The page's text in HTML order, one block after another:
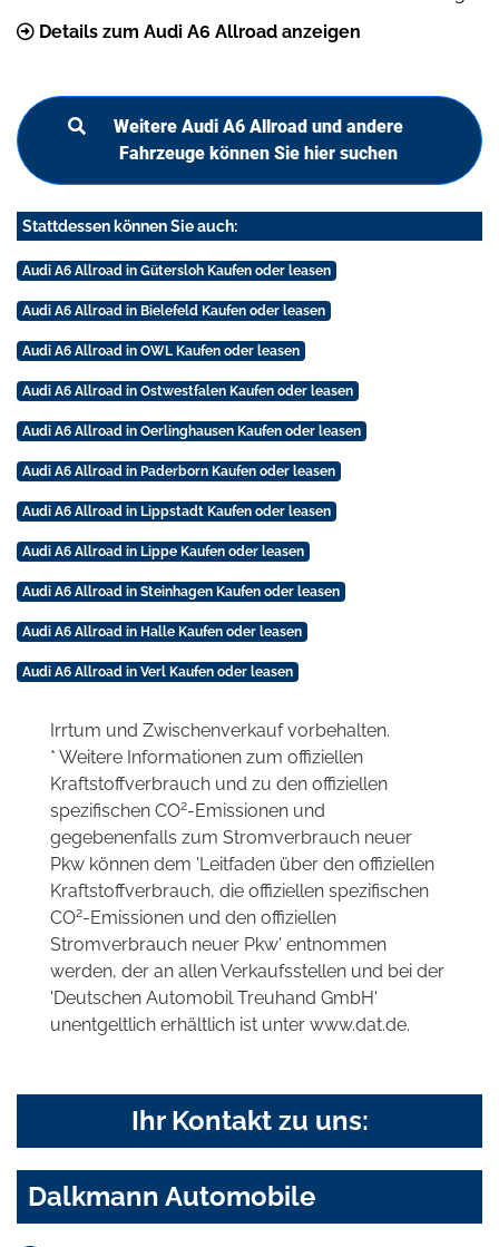
Details zum Audi A6 Allroad anzeigen
Weitere Audi A6 Allroad und andere
Fahrzeuge können Sie hier suchen
Stattdessen können Sie auch:
Audi A6 Allroad in Gütersloh Kaufen oder leasen
Audi A6 Allroad in Bielefeld Kaufen oder leasen
Audi A6 Allroad in OWL Kaufen oder leasen
Audi A6 Allroad in Ostwestfalen Kaufen oder leasen
Audi A6 Allroad in Oerlinghausen Kaufen oder leasen
Audi A6 Allroad in Paderborn Kaufen oder leasen
Audi A6 Allroad in Lippstadt Kaufen oder leasen
Audi A6 Allroad in Lippe Kaufen oder leasen
Audi A6 Allroad in Steinhagen Kaufen oder leasen
Audi A6 Allroad in Halle Kaufen oder leasen
Audi A6 Allroad in Verl Kaufen oder leasen
Irrtum und Zwischenverkauf vorbehalten.
* Weitere Informationen zum offiziellen
Kraftstoffverbrauch und zu den offiziellen
spezifischen CO2-Emissionen und
gegebenenfalls zum Stromverbrauch neuer
Pkw können dem 'Leitfaden über den offiziellen
Kraftstoffverbrauch, die offiziellen spezifischen
CO2-Emissionen und den offiziellen
Stromverbrauch neuer Pkw' entnommen
werden, der an allen Verkaufsstellen und bei der
'Deutschen Automobil Treuhand GmbH'
unentgeltlich erhältlich ist unter www.dat.de.
Ihr Kontakt zu uns:
Dalkmann Automobile